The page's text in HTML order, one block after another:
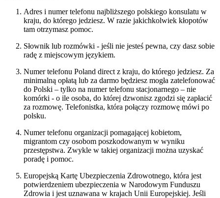
Adres i numer telefonu najbliższego polskiego konsulatu w
kraju, do którego jedziesz. W razie jakichkolwiek kłopotów
tam otrzymasz pomoc.
Słownik lub rozmówki - jeśli nie jesteś pewna, czy dasz sobie
radę z miejscowym językiem.
Numer telefonu Poland direct z kraju, do którego jedziesz. Za
minimalną opłatą lub za darmo będziesz mogła zatelefonować
do Polski – tylko na numer telefonu stacjonarnego – nie
komórki - o ile osoba, do której dzwonisz zgodzi się zapłacić
za rozmowę. Telefonistka, która połączy rozmowę mówi po
polsku.
Numer telefonu organizacji pomagającej kobietom,
migrantom czy osobom poszkodowanym w wyniku
przestępstwa. Zwykle w takiej organizacji można uzyskać
poradę i pomoc.
Europejską Kartę Ubezpieczenia Zdrowotnego, która jest
potwierdzeniem ubezpieczenia w Narodowym Funduszu
Zdrowia i jest uznawana w krajach Unii Europejskiej. Jeśli